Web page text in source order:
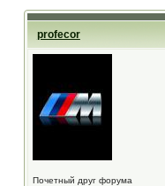
profecor
Почетный друг форума